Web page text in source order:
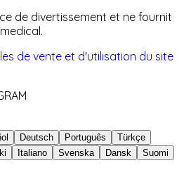
de divertissement et ne fournit
de vente et d'utilisation du site
Deutsch Português
Türkçe
Italiano Svenska Dansk Suomi